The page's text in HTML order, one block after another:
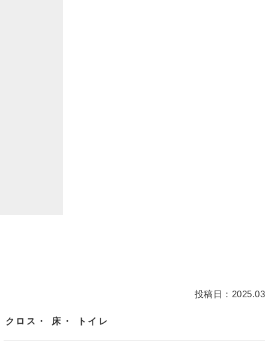
投稿日：2025.03
クロス 床 トイレ